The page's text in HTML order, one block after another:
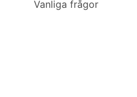
Vanliga frågor